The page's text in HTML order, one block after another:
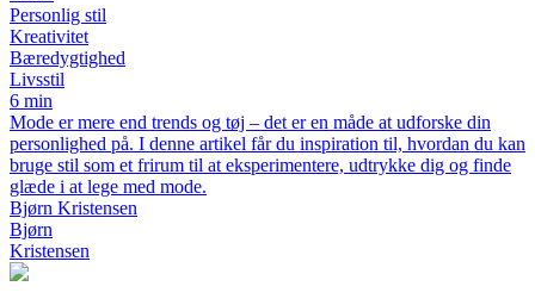
Personlig stil
Kreativitet
Bæredygtighed
Livsstil
6 min
Mode er mere end trends og tøj – det er en måde at udforske din
personlighed på. I denne artikel får du inspiration til, hvordan du kan
bruge stil som et frirum til at eksperimentere, udtrykke dig og finde
glæde i at lege med mode.
Bjørn Kristensen
Bjørn
Kristensen